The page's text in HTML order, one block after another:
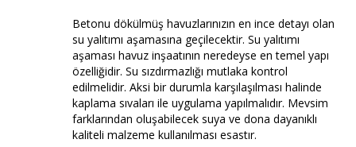
Betonu dökülmüş havuzlarınızın en ince detayı olan
su yalıtımı aşamasına geçilecektir. Su yalıtımı
aşaması havuz inşaatının neredeyse en temel yapı
özelliğidir. Su sızdırmazlığı mutlaka kontrol
edilmelidir. Aksi bir durumla karşılaşılması halinde
kaplama sıvaları ile uygulama yapılmalıdır. Mevsim
farklarından oluşabilecek suya ve dona dayanıklı
kaliteli malzeme kullanılması esastır.